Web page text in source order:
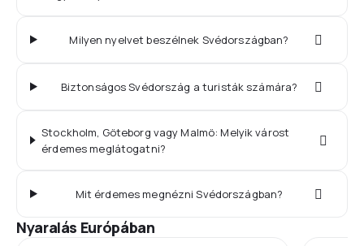
Milyen nyelvet beszélnek Svédországban?
Biztonságos Svédország a turisták számára?
Stockholm, Göteborg vagy Malmö: Melyik várost
érdemes meglátogatni?
Mit érdemes megnézni Svédországban?
Nyaralás Európában